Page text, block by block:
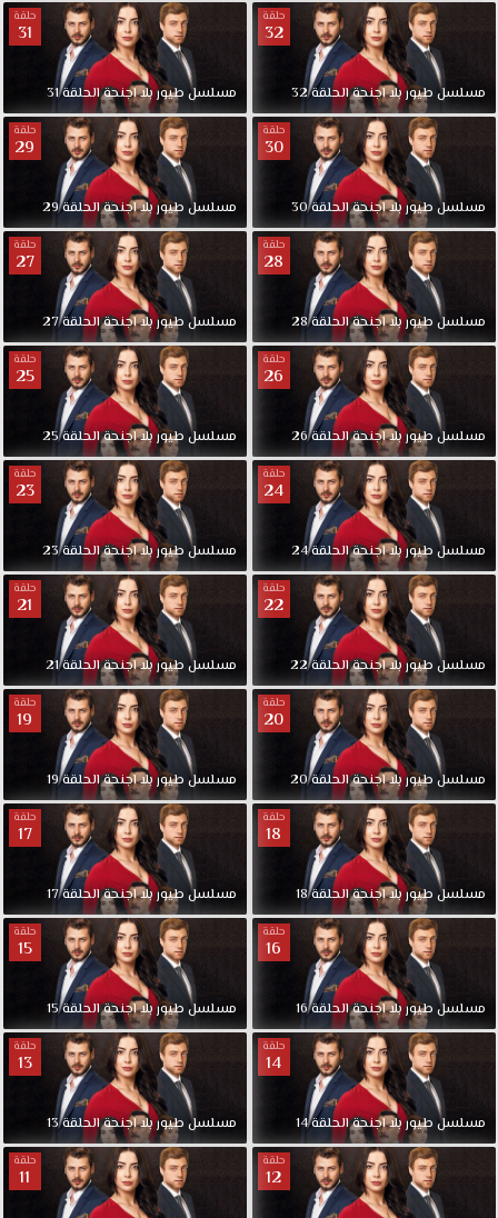
الذي
يحبها
ويريد
ابعادها
عن
اونور.
حلقة
32
مسلسل طيوربلااجنحةالحلقة32
حلقة
31
مسلسل طيوربلااجنحةالحلقة31
حلقة
30
مسلسل طيوربلااجنحةالحلقة30
حلقة
29
مسلسل طيوربلااجنحةالحلقة29
حلقة
28
مسلسل طيوربلااجنحةالحلقة28
حلقة
27
مسلسل طيوربلااجنحةالحلقة27
حلقة
26
مسلسل طيوربلااجنحةالحلقة26
حلقة
25
مسلسل طيوربلااجنحةالحلقة25
حلقة
24
مسلسل طيوربلااجنحةالحلقة24
حلقة
23
مسلسل طيوربلااجنحةالحلقة23
حلقة
22
مسلسل طيوربلااجنحةالحلقة22
حلقة
21
مسلسل طيوربلااجنحةالحلقة21
حلقة
20
مسلسل طيوربلااجنحةالحلقة20
حلقة
19
مسلسل طيوربلااجنحةالحلقة19
حلقة
18
مسلسل طيوربلااجنحةالحلقة18
حلقة
17
مسلسل طيوربلااجنحةالحلقة17
حلقة
16
مسلسل طيوربلااجنحةالحلقة16
حلقة
15
مسلسل طيوربلااجنحةالحلقة15
حلقة
14
مسلسل طيوربلااجنحةالحلقة14
حلقة
13
مسلسل طيوربلااجنحةالحلقة13
حلقة
12
حلقة
11